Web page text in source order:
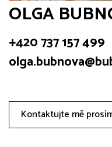
OLGA
+420 737 157 499
Kontaktujte mě